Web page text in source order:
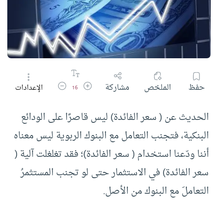
حفظ الملخص مشاركة زيادة حجم الخط
16 تقليل حجم الخط
الإعدادات
الحديث عن ( سعر الفائدة) ليس قاصرًا على الودائع
البنكية، فتجنب التعامل مع البنوك الربوية ليس معناه
أننا ودّعنا استخدام ( سعر الفائدة)؛ فقد تغلغلت آلية (
سعر الفائدة) في الاستثمار حتى لو تجنب المستثمرُ
التعاملَ مع البنوك من الأصل.